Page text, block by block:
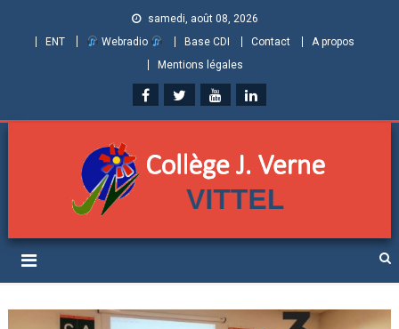
samedi, août 08, 2026
ENT
Webradio Base CDI Contact
A propos
Mentions légales
Collège Jules Verne de
Vittel (Vosges)